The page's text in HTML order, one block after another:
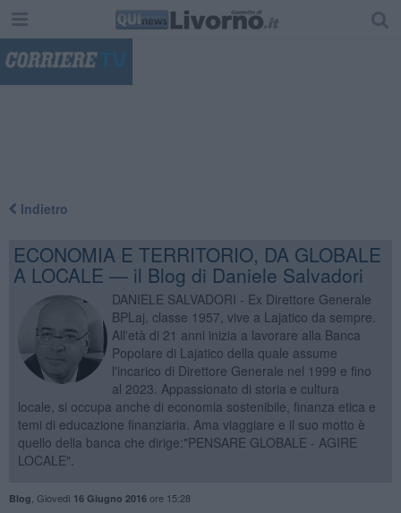
Indietro
ECONOMIA E TERRITORIO, DA GLOBALE
A LOCALE — il Blog di Daniele Salvadori
DANIELE SALVADORI - Ex Direttore Generale
BPLaj, classe 1957, vive a Lajatico da sempre.
All'età di 21 anni inizia a lavorare alla Banca
Popolare di Lajatico della quale assume
l'incarico di Direttore Generale nel 1999 e fino
al 2023. Appassionato di storia e cultura
locale, si occupa anche di economia sostenibile, finanza etica e
temi di educazione finanziaria. Ama viaggiare e il suo motto è
quello della banca che dirige:"PENSARE GLOBALE - AGIRE
LOCALE".
Blog Giovedì 16 Giugno 2016ore 15:28